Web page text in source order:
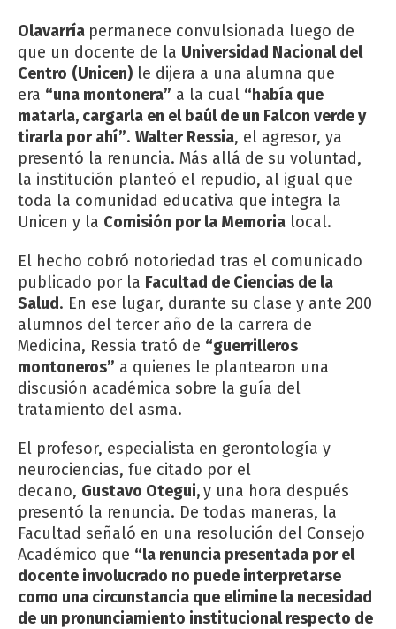
Olavarría permanece convulsionada luego de
que un docente de la Universidad Nacional del
Centro (Unicen) le dijera a una alumna que
era “una montonera” a la cual “había que
matarla, cargarla en el baúl de un Falcon verde y
tirarla por ahí”. Walter Ressia, el agresor, ya
presentó la renuncia. Más allá de su voluntad,
la institución planteó el repudio, al igual que
toda la comunidad educativa que integra la
Unicen y la Comisión por la Memoria local.
El hecho cobró notoriedad tras el comunicado
publicado por la Facultad de Ciencias de la
Salud. En ese lugar, durante su clase y ante 200
alumnos del tercer año de la carrera de
Medicina, Ressia trató de “guerrilleros
montoneros” a quienes le plantearon una
discusión académica sobre la guía del
tratamiento del asma.
El profesor, especialista en gerontología y
neurociencias, fue citado por el
decano, Gustavo Otegui,y una hora después
presentó la renuncia. De todas maneras, la
Facultad señaló en una resolución del Consejo
Académico que “la renuncia presentada por el
docente involucrado no puede interpretarse
como una circunstancia que elimine la necesidad
de un pronunciamiento institucional respecto de